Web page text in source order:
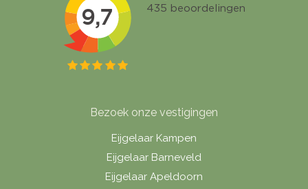
Bezoek onze vestigingen
Eijgelaar Kampen
Eijgelaar Barneveld
Eijgelaar Apeldoorn